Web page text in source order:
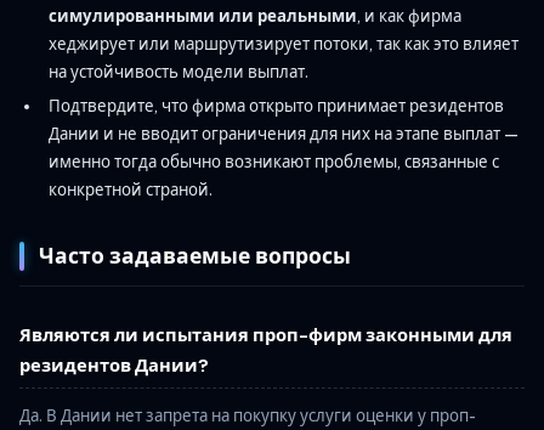
симулированными или реальными, и как фирма
хеджирует или маршрутизирует потоки, так как это влияет
на устойчивость модели выплат.
Подтвердите, что фирма открыто принимает резидентов
Дании и не вводит ограничения для них на этапе выплат —
именно тогда обычно возникают проблемы, связанные с
конкретной страной.
Часто задаваемые вопросы
Являются ли испытания проп-фирм законными для
резидентов Дании?
Да. В Дании нет запрета на покупку услуги оценки у проп-